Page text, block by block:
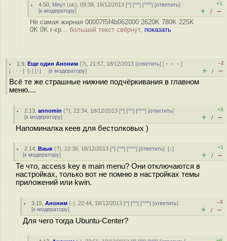
4.50 Мяут (ok), 09:38, 19/12/2013 [^] [^^] [^^^] [ответить]
[к модератору]
+1
+ / –
Не самая жирная 00007f5f4b062000 2620K 780K 225K
0K 0K r-xp... большой текст свёрнут, показать
1.9 ,Еще один Аноним (?), 21:57, 18/12/2013 [ответить] [ ﹢﹢﹢]
[ · · · ] [↓] [↑] [к модератору]
–2
+ / –
Всё те же страшные нижние подчёркивания в главном
меню....
2.13 ,annomin (?), 22:34, 18/12/2013 [^] [^^] [^^^] [ответить]
[к модератору]
+3
+ / –
Напоминалка кеев для бестолковых )
2.14 ,Ваык (?), 22:36, 18/12/2013 [^] [^^] [^^^] [ответить][↓]
[к модератору]
+1
+ / –
Те что, access key в main menu? Они отключаются в
настройках, только вот не помню в настройках темы
приложений или kwin.
3.15 ,Аноним (-), 22:44, 18/12/2013 [^] [^^] [^^^] [ответить]
[к модератору]
–3
+ / –
Для чего тогда Ubuntu-Center?